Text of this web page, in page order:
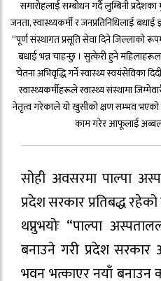
समारोहलाई सम्बोधन गर्दै लुम्बिनी
जनता, स्वास्थ्यकर्मी र जनप्रतिनिधिलाई बधाई
“पूर्ण संस्थागत प्रसूति सेवा दिने जिल्लाको
बधाई भन्न चाहन्छु । सुत्केरी हुने
चेतना अभिवृद्धि गर्ने स्वास्थ्य स्वयंसेविका
स्वास्थ्यकर्मीहरूले स्वास्थ्य संस्थामा
नेतृत्व गरेकाले यो खुसीको क्षण सम्भव भएको
काम गरेर आफूलाई अब्बल
सोही अवसरमा पाल्पा
प्रदेश सरकार प्रतिबद्ध
थप्नुभयोः “पाल्पा
बनाउने गरी प्रदेश
भवन भत्काएर नयाँ बनाउन